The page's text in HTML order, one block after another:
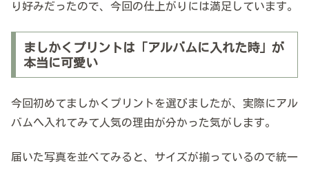
り好みだったので、今回の仕上がりには満足しています。
ましかくプリントは「アルバムに入れた時」が
本当に可愛い
今回初めてましかくプリントを選びましたが、実際にアル
バムへ入れてみて人気の理由が分かった気がします。
届いた写真を並べてみると、サイズが揃っているので統一